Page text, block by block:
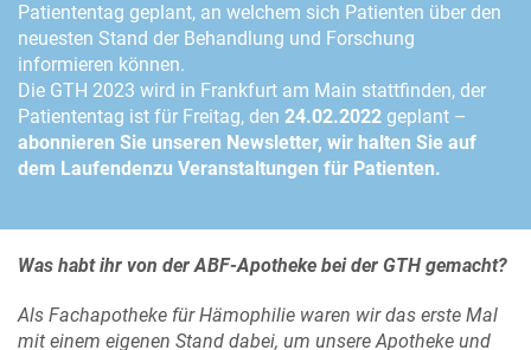
Patiententag geplant, an welchem sich Patienten über den
neuesten Stand der Behandlung und Forschung
informieren können.
Die GTH 2023 wird in Frankfurt am Main stattfinden, der
Patiententag ist für Freitag, den 24.02.2022 geplant –
abonnieren Sie unseren Newsletter, wir halten Sie auf
dem Laufendenzu Veranstaltungen für Patienten.
Was habt ihr von der ABF-Apotheke bei der GTH gemacht?
Als Fachapotheke für Hämophilie waren wir das erste Mal
mit einem eigenen Stand dabei, um unsere Apotheke und